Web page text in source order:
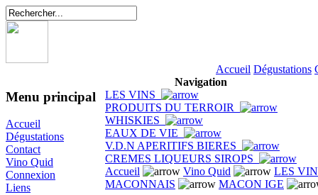
Accueil Dégustations
Menu principal
Accueil
Dégustations
Contact
Vino Quid
Connexion
Liens
Navigation
LES VINS
PRODUITS DU TERROIR
WHISKIES
EAUX DE VIE
V.D.N APERITIFS BIERES
CREMES LIQUEURS SIROPS
Accueil
Vino Quid
LES
MACONNAIS
MACON IGE